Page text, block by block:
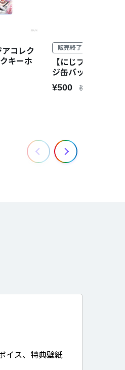
アコレク
キーホ
販売終了
【にじフェス2026
ジ缶バッジ EX
¥500 税込
イス、特典壁紙